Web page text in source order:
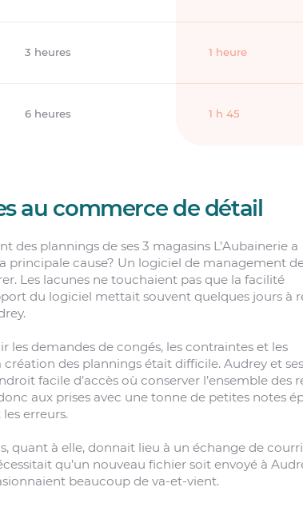
3 heures
6 heures
1 heure
1 h 45
au commerce de détail
des plannings de ses 3 magasins L’Aubainerie a
principale cause? Un logiciel de management
Les lacunes ne touchaient pas que la facilité
du logiciel mettait souvent quelques jours à
les demandes de congés, les contraintes et les
création des plannings était difficile. Audrey et ses
facile d’accès où conserver l’ensemble des
aux prises avec une tonne de petites notes
erreurs.
quant à elle, donnait lieu à un échange de
qu’un nouveau fichier soit envoyé à
beaucoup de va-et-vient.